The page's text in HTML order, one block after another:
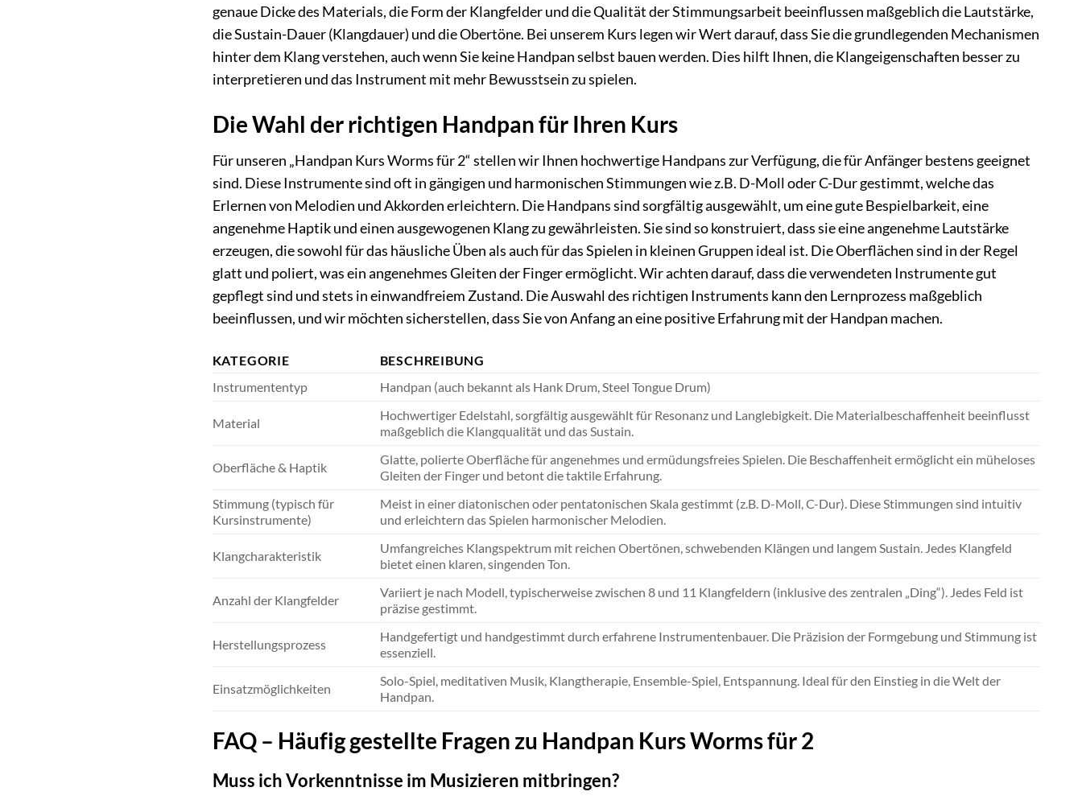
genaue Dicke des Materials, die Form der Klangfelder und die Qualität der Stimmungsarbeit beeinflussen maßgeblich die Lautstärke,
die Sustain-Dauer (Klangdauer) und die Obertöne. Bei unserem Kurs legen wir Wert darauf, dass Sie die grundlegenden Mechanismen
hinter dem Klang verstehen, auch wenn Sie keine Handpan selbst bauen werden. Dies hilft Ihnen, die Klangeigenschaften besser zu
interpretieren und das Instrument mit mehr Bewusstsein zu spielen.
Die Wahl der richtigen Handpan für Ihren Kurs
Für unseren „Handpan Kurs Worms für 2“ stellen wir Ihnen hochwertige Handpans zur Verfügung, die für Anfänger bestens geeignet
sind. Diese Instrumente sind oft in gängigen und harmonischen Stimmungen wie z.B. D-Moll oder C-Dur gestimmt, welche das
Erlernen von Melodien und Akkorden erleichtern. Die Handpans sind sorgfältig ausgewählt, um eine gute Bespielbarkeit, eine
angenehme Haptik und einen ausgewogenen Klang zu gewährleisten. Sie sind so konstruiert, dass sie eine angenehme Lautstärke
erzeugen, die sowohl für das häusliche Üben als auch für das Spielen in kleinen Gruppen ideal ist. Die Oberflächen sind in der Regel
glatt und poliert, was ein angenehmes Gleiten der Finger ermöglicht. Wir achten darauf, dass die verwendeten Instrumente gut
gepflegt sind und stets in einwandfreiem Zustand. Die Auswahl des richtigen Instruments kann den Lernprozess maßgeblich
beeinflussen, und wir möchten sicherstellen, dass Sie von Anfang an eine positive Erfahrung mit der Handpan machen.
KATEGORIE
BESCHREIBUNG
Instrumententyp
Handpan (auch bekannt als Hank Drum, Steel Tongue Drum)
Material
Hochwertiger Edelstahl, sorgfältig ausgewählt für Resonanz und Langlebigkeit. Die Materialbeschaffenheit beeinflusst
maßgeblich die Klangqualität und das Sustain.
Oberfläche & Haptik
Glatte, polierte Oberfläche für angenehmes und ermüdungsfreies Spielen. Die Beschaffenheit ermöglicht ein müheloses
Gleiten der Finger und betont die taktile Erfahrung.
Stimmung (typisch für
Kursinstrumente)
Meist in einer diatonischen oder pentatonischen Skala gestimmt (z.B. D-Moll, C-Dur). Diese Stimmungen sind intuitiv
und erleichtern das Spielen harmonischer Melodien.
Klangcharakteristik
Umfangreiches Klangspektrum mit reichen Obertönen, schwebenden Klängen und langem Sustain. Jedes Klangfeld
bietet einen klaren, singenden Ton.
Anzahl der Klangfelder
Variiert je nach Modell, typischerweise zwischen 8 und 11 Klangfeldern (inklusive des zentralen „Ding“). Jedes Feld ist
präzise gestimmt.
Herstellungsprozess
Handgefertigt und handgestimmt durch erfahrene Instrumentenbauer. Die Präzision der Formgebung und Stimmung ist
essenziell.
Einsatzmöglichkeiten
Solo-Spiel, meditativen Musik, Klangtherapie, Ensemble-Spiel, Entspannung. Ideal für den Einstieg in die Welt der
Handpan.
FAQ – Häufig gestellte Fragen zu Handpan Kurs Worms für 2
Muss ich Vorkenntnisse im Musizieren mitbringen?